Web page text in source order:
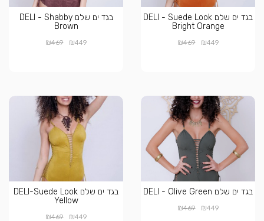
בגד ים שלם DELI - Suede Look
Bright Orange
₪449
₪469
בגד ים שלם DELI - Shabby
Brown
₪449
₪469
בגד ים שלם DELI - Olive Green
₪449
₪469
בגד ים שלם DELI-Suede Look
Yellow
₪449
₪469